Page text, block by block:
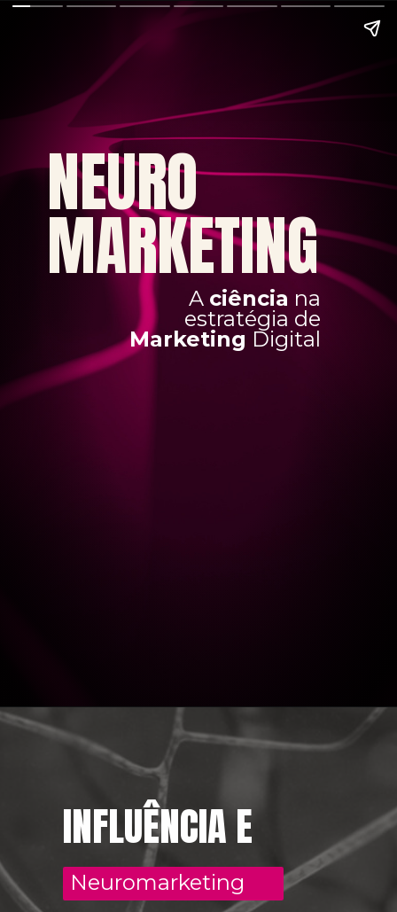
NEURO
MARKETING
A ciência na
estratégia de
Marketing Digital
INFLUÊNCIA E
Neuromarketing